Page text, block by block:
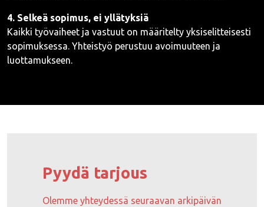
4. Selkeä sopimus, ei yllätyksiä
Kaikki työvaiheet ja vastuut on määritelty yksiselitteisesti
sopimuksessa. Yhteistyö perustuu avoimuuteen ja
luottamukseen.
Pyydä tarjous
Olemme yhteydessä seuraavan arkipäivän